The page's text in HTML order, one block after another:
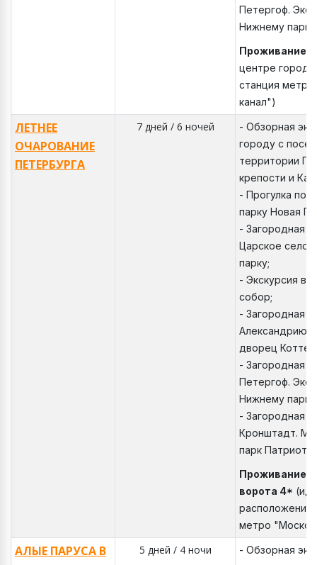
Петергоф.
Нижнему парку.
Проживание
центре
станция
канал")
ЛЕТНЕЕ
ОЧАРОВАНИЕ
ПЕТЕРБУРГА
7 дней / 6 ночей
- Обзорная
городу с
территории
крепости и
- Прогулка по
парку Новая
- Загородная
Царское село.
парку;
- Экскурсия в
собор;
- Загородная
Александрию.
дворец
- Загородная
Петергоф.
Нижнему парку;
- Загородная
Кронштадт.
парк Патриот.
Проживание:
ворота 4*
расположение
метро
АЛЫЕ ПАРУСА В
5 дней / 4 ночи
- Обзорная